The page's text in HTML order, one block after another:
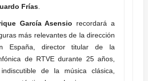
Frías.
García Asensio recordará a
más relevantes de la dirección
España, director titular de la
de RTVE durante 25 años,
de la música clásica,